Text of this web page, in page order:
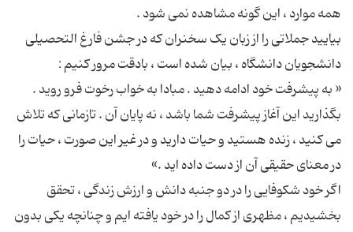
بیایید جملاتی را از زبان یک سخنران که در جشن فارغ التحصیلی
« به پیشرفت خود ادامه دهید . مبادا به خواب رخوت فرو روید .
بگذارید این آغاز پیشرفت شما باشد ، نه پایان آن . تازمانی که تلاش
می کنید ، زنده هستید و حیات دارید و در غیر این صورت ، حیات را
اگر خود شکوفایی را در دو جنبه دانش و ارزش زندگی ، تحقق
بخشیدیم ، مظهری از کمال را در خود یافته ایم و چنانچه یکی بدون